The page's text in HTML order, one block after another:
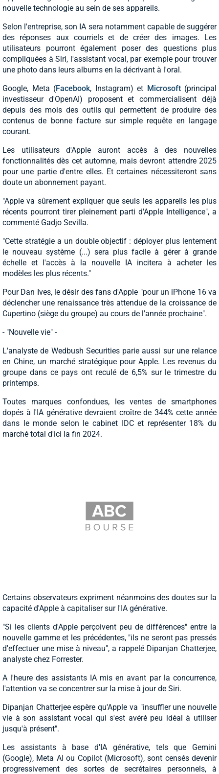
nouvelle technologie au sein de ses appareils.
Selon l'entreprise, son IA sera notamment capable de suggérer
des réponses aux courriels et de créer des images. Les
utilisateurs pourront également poser des questions plus
compliquées à Siri, l'assistant vocal, par exemple pour trouver
une photo dans leurs albums en la décrivant à l'oral.
Google, Meta (Facebook, Instagram) et Microsoft(principal
investisseur d'OpenAI) proposent et commercialisent déjà
depuis des mois des outils qui permettent de produire des
contenus de bonne facture sur simple requête en langage
courant.
Les utilisateurs d'Apple auront accès à des nouvelles
fonctionnalités dès cet automne, mais devront attendre 2025
pour une partie d'entre elles. Et certaines nécessiteront sans
doute un abonnement payant.
"Apple va sûrement expliquer que seuls les appareils les plus
récents pourront tirer pleinement parti d'Apple Intelligence", a
commenté Gadjo Sevilla.
"Cette stratégie a un double objectif : déployer plus lentement
le nouveau système (...) sera plus facile à gérer à grande
échelle et l'accès à la nouvelle IA incitera à acheter les
modèles les plus récents."
Pour Dan Ives, le désir des fans d'Apple "pour un iPhone 16 va
déclencher une renaissance très attendue de la croissance de
Cupertino (siège du groupe) au cours de l'année prochaine".
- "Nouvelle vie" -
L'analyste de Wedbush Securities parie aussi sur une relance
en Chine, un marché stratégique pour Apple. Les revenus du
groupe dans ce pays ont reculé de 6,5% sur le trimestre du
printemps.
Toutes marques confondues, les ventes de smartphones
dopés à l'IA générative devraient croître de 344% cette année
dans le monde selon le cabinet IDC et représenter 18% du
marché total d'ici la fin 2024.
Certains observateurs expriment néanmoins des doutes sur la
capacité d'Apple à capitaliser sur l'IA générative.
"Si les clients d'Apple perçoivent peu de différences" entre la
nouvelle gamme et les précédentes, "ils ne seront pas pressés
d'effectuer une mise à niveau", a rappelé Dipanjan Chatterjee,
analyste chez Forrester.
A l'heure des assistants IA mis en avant par la concurrence,
l'attention va se concentrer sur la mise à jour de Siri.
Dipanjan Chatterjee espère qu'Apple va "insuffler une nouvelle
vie à son assistant vocal qui s'est avéré peu idéal à utiliser
jusqu'à présent".
Les assistants à base d'IA générative, tels que Gemini
(Google), Meta AI ou Copilot (Microsoft), sont censés devenir
progressivement des sortes de secrétaires personnels, à